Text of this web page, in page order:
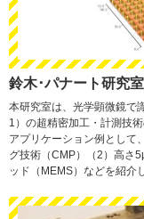
鈴木･パナート研究室
本研究室は、光学顕微鏡で
1）の超精密加工・計測技
アプリケーション例として
グ技術（CMP）（2）高さ
ッド（MEMS）などを紹介